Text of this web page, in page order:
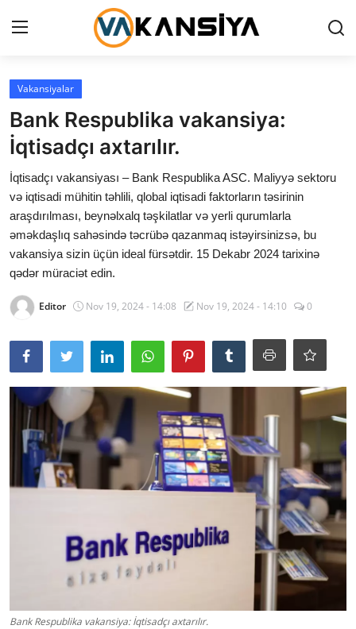
Login
Ana səhifə
Maliyyə
Əlaqə
Xəbərlər
AZ
Vakansiyalar
Bank Respublika vakansiya:
İqtisadçı axtarılır.
İqtisadçı vakansiyası – Bank Respublika ASC. Maliyyə sektoru
və iqtisadi mühitin təhlili, qlobal iqtisadi faktorların təsirinin
araşdırılması, beynəlxalq təşkilatlar və yerli qurumlarla
əməkdaşlıq sahəsində təcrübə qazanmaq istəyirsinizsə, bu
vakansiya sizin üçün ideal fürsətdir. 15 Dekabr 2024 tarixinə
qədər müraciət edin.
Editor Nov 19, 2024 - 14:08 Nov 19, 2024 - 14:10 0
Bank Respublika vakansiya: İqtisadçı axtarılır.